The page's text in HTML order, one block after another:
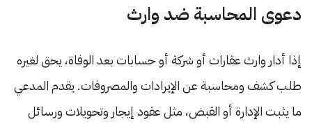
دعوى المحاسبة ضد وارث
إذا أدار وارث عقارات أو شركة أو حسابات بعد الوفاة، يحق لغيره
طلب كشف ومحاسبة عن الإيرادات والمصروفات. يقدم المدعي
ما يثبت الإدارة أو القبض، مثل عقود إيجار وتحويلات ورسائل